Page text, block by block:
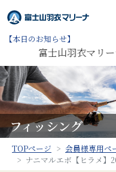
【本日のお知らせ】
富士山羽衣マリ
フィッシング
TOPページ 会員様専用ペ
ナニマルエボ【ヒラメ】